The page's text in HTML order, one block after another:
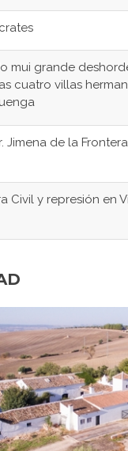
mui grande
cuatro villas
Jimena de la
Civil y represión en
Ubrique, febrero-
alfabetización en
autogestión